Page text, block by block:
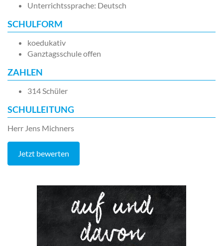
Unterrichtssprache: Deutsch
SCHULFORM
koedukativ
Ganztagsschule offen
ZAHLEN
314 Schüler
SCHULLEITUNG
Herr Jens Michners
Jetzt bewerten